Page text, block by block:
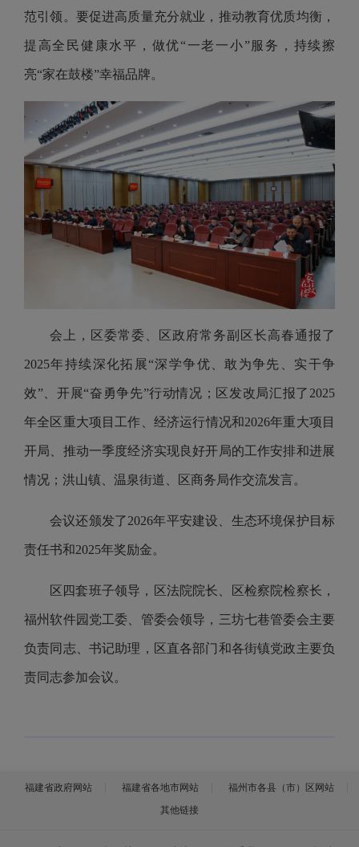
范引领。要促进高质量充分就业，推动教育优质均衡，
提高全民健康水平，做优“一老一小”服务，持续擦
亮“家在鼓楼”幸福品牌。
会上，区委常委、区政府常务副区长高春通报了
2025年持续深化拓展“深学争优、敢为争先、实干争
效”、开展“奋勇争先”行动情况；区发改局汇报了2025
年全区重大项目工作、经济运行情况和2026年重大项目
开局、推动一季度经济实现良好开局的工作安排和进展
情况；洪山镇、温泉街道、区商务局作交流发言。
会议还颁发了2026年平安建设、生态环境保护目标
责任书和2025年奖励金。
区四套班子领导，区法院院长、区检察院检察长，
福州软件园党工委、管委会领导，三坊七巷管委会主要
负责同志、书记助理，区直各部门和各街镇党政主要负
责同志参加会议。
福建省政府网站 福建省各地市网站
福州市各县（市）区网站
其他链接